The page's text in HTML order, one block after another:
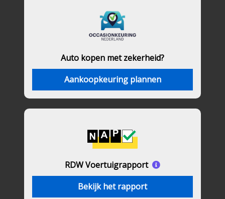
Auto kopen met zekerheid?
Aankoopkeuring plannen
RDW Voertuigrapport
Bekijk het rapport